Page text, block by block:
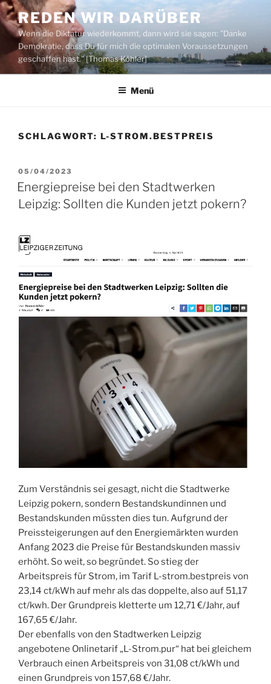
Zum
Inhalt
springen
REDEN WIR DARÜBER
Wenn die Diktatur wiederkommt, dann wird sie sagen: "Danke
Demokratie, dass Du für mich die optimalen Voraussetzungen
geschaffen hast." [Thomas Köhler]
Menü
SCHLAGWORT: L-STROM.BESTPREIS
VERÖFFENTLICHT
AM
05/04/2023
Energiepreise bei den Stadtwerken
Leipzig: Sollten die Kunden jetzt pokern?
Zum Verständnis sei gesagt, nicht die Stadtwerke
Leipzig pokern, sondern Bestandskundinnen und
Bestandskunden müssten dies tun. Aufgrund der
Preissteigerungen auf den Energiemärkten wurden
Anfang 2023 die Preise für Bestandskunden massiv
erhöht. So weit, so begründet. So stieg der
Arbeitspreis für Strom, im Tarif L-strom.bestpreis von
23,14 ct/kWh auf mehr als das doppelte, also auf 51,17
ct/kwh. Der Grundpreis kletterte um 12,71 €/Jahr, auf
167,65 €/Jahr.
Der ebenfalls von den Stadtwerken Leipzig
angebotene Onlinetarif „L-Strom.pur“ hat bei gleichem
Verbrauch einen Arbeitspreis von 31,08 ct/kWh und
einen Grundpreis von 157,68 €/Jahr.